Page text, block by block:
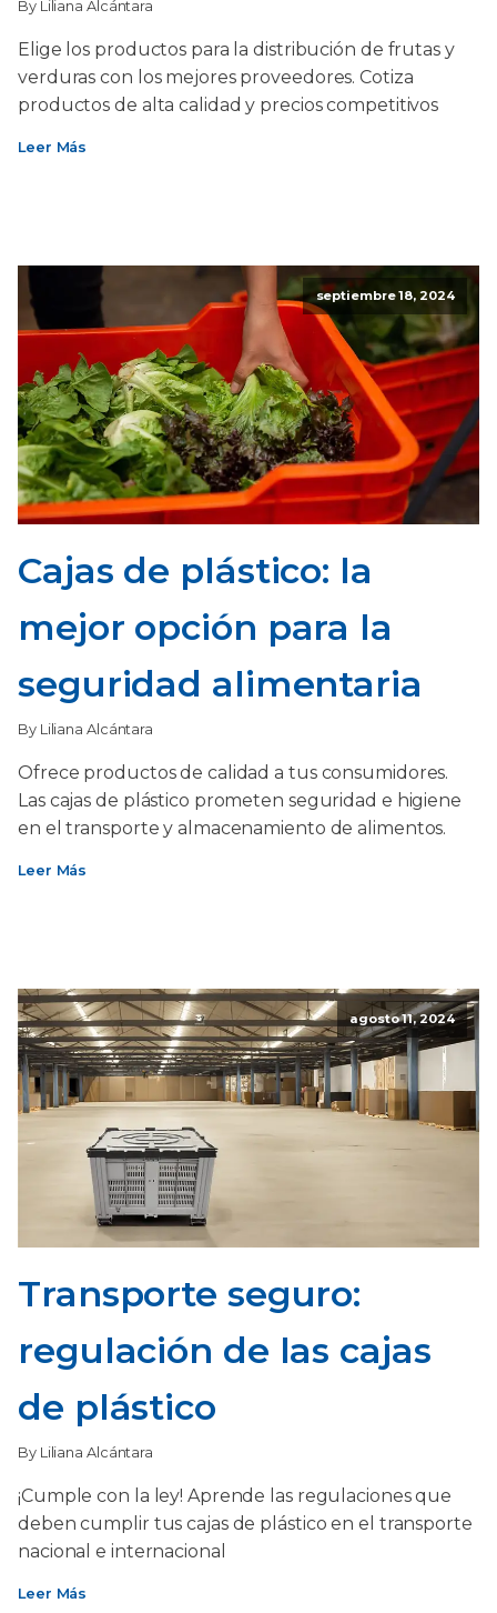
By Liliana Alcántara
Elige los productos para la distribución de frutas y
verduras con los mejores proveedores. Cotiza
productos de alta calidad y precios competitivos
Leer Más
septiembre 18, 2024
Cajas de plástico: la
mejor opción para la
seguridad alimentaria
By Liliana Alcántara
Ofrece productos de calidad a tus consumidores.
Las cajas de plástico prometen seguridad e higiene
en el transporte y almacenamiento de alimentos.
Leer Más
agosto 11, 2024
Transporte seguro:
regulación de las cajas
de plástico
By Liliana Alcántara
¡Cumple con la ley! Aprende las regulaciones que
deben cumplir tus cajas de plástico en el transporte
nacional e internacional
Leer Más